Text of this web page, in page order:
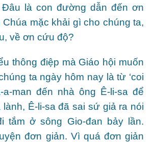
là con đường dẫn đến ơn
mặc khải gì cho chúng ta,
về ơn cứu độ?
thông điệp mà Giáo hội muốn
ta ngày hôm nay là từ ‘coi
a-man đến nhà ông Ê-li-sa để
Ê-li-sa đã sai sứ giả ra nói
tắm ở sông Gio-đan bảy lần.
đơn giản. Vì quá đơn giản